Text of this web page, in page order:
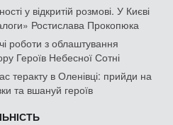
у відкритій розмові. У Києві
Ростислава Прокопюка
роботи з облаштування
Героїв Небесної Сотні
теракту в Оленівці: прийди на
та вшануй героїв